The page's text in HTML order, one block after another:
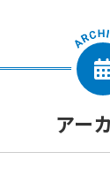
アー